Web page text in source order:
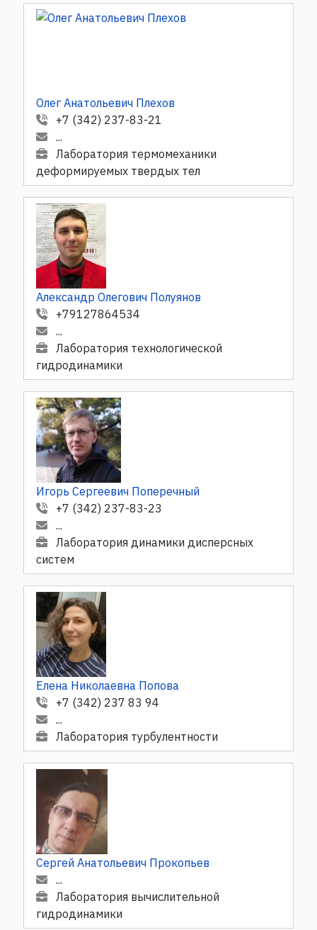
Олег Анатольевич Плехов
+7 (342) 237-83-21
...
Лаборатория термомеханики
деформируемых твердых тел
Александр Олегович Полуянов
+79127864534
...
Лаборатория технологической
гидродинамики
Игорь Сергеевич Поперечный
+7 (342) 237-83-23
...
Лаборатория динамики дисперсных
систем
Елена Николаевна Попова
+7 (342) 237 83 94
...
Лаборатория турбулентности
Сергей Анатольевич Прокопьев
...
Лаборатория вычислительной
гидродинамики